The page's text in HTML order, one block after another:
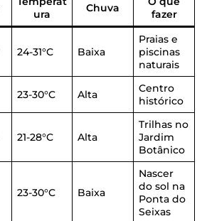
ura
Chuva
fazer
24-31°C Baixa
Praias e
piscinas
naturais
23-30°C Alta
Centro
histórico
21-28°C Alta
Trilhas no
Jardim
Botânico
23-30°C Baixa
Nascer
do sol na
Ponta do
Seixas